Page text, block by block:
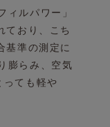
ィルパワー」
ており、こち
基準の測定に
膨らみ、空気
っても軽や